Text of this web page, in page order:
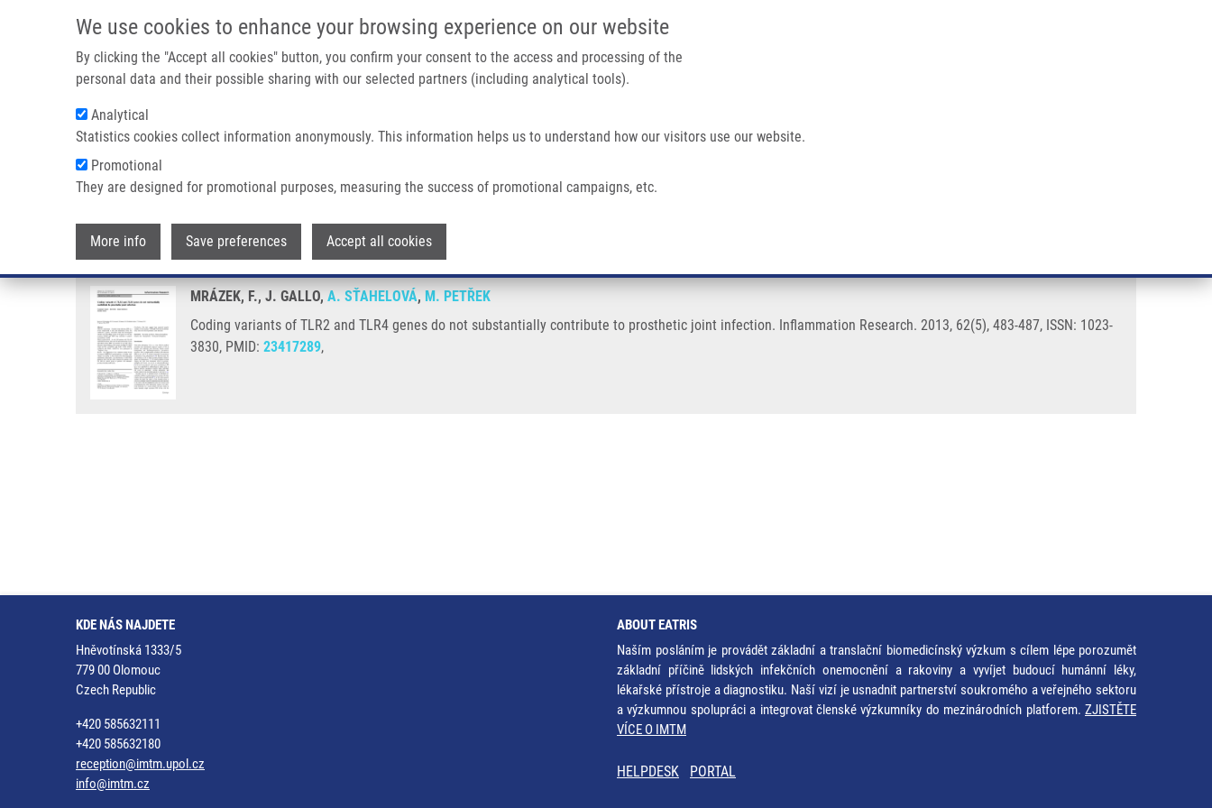
We use cookies to enhance your browsing experience on our website
By clicking the "Accept all cookies" button, you confirm your consent to the access and processing of the
personal data and their possible sharing with our selected partners (including analytical tools).
Analytical
Statistics cookies collect information anonymously. This information helps us to understand how our visitors use our website.
Promotional
They are designed for promotional purposes, measuring the success of promotional campaigns, etc.
More info Save preferences Accept all cookies
IMTM PORTÁL
Main navigation
Drobečková navigace
Domů Coding Variants Of TLR2 And TLR4 Genes Do Not Substantially Contribute To Prosthetic Joint Infection
Coding variants of TLR2 and TLR4 genes do not substantially contribute to prosthetic joint infection
MRÁZEK, F., J. GALLO, A. SŤAHELOVÁ, M. PETŘEK
Coding variants of TLR2 and TLR4 genes do not substantially contribute to prosthetic joint infection. Inflammation Research. 2013, 62(5), 483-487, ISSN: 1023-
3830, PMID: 23417289,
KDE NÁS NAJDETE
Hněvotínská 1333/5
779 00 Olomouc
Czech Republic
+420 585632111
+420 585632180
reception@imtm.upol.cz
info@imtm.cz
ABOUT EATRIS
Naším posláním je provádět základní a translační biomedicínský výzkum s cílem lépe porozumět
základní příčině lidských infekčních onemocnění a rakoviny a vyvíjet budoucí humánní léky,
lékařské přístroje a diagnostiku. Naší vizí je usnadnit partnerství soukromého a veřejného sektoru
a výzkumnou spolupráci a integrovat členské výzkumníky do mezinárodních platforem. ZJISTĚTE
VÍCE O IMTM
HELPDESK PORTAL